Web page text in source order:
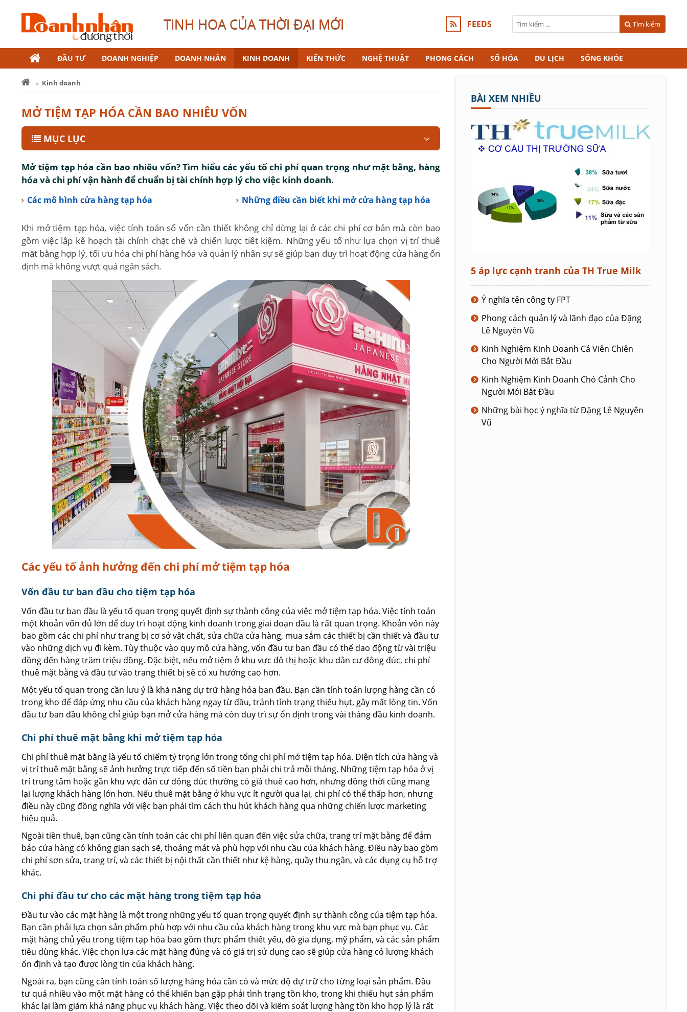
TINH HOA CỦA THỜI ĐẠI MỚI FEEDS Tìm kiếm
ĐẦU TƯ DOANH NGHIỆP DOANH NHÂN KINH DOANH KIẾN THỨC NGHỆ THUẬT PHONG CÁCH SỐ HÓA DU LỊCH SỐNG KHỎE
Kinh doanh
MỞ TIỆM TẠP HÓA CẦN BAO NHIÊU VỐN
MỤC LỤC
Mở tiệm tạp hóa cần bao nhiêu vốn? Tìm hiểu các yếu tố chi phí quan trọng như mặt bằng, hàng
hóa và chi phí vận hành để chuẩn bị tài chính hợp lý cho việc kinh doanh.
Các mô hình cửa hàng tạp hóa Những điều cần biết khi mở cửa hàng tạp hóa
Khi mở tiệm tạp hóa, việc tính toán số vốn cần thiết không chỉ dừng lại ở các chi phí cơ bản mà còn bao
gồm việc lập kế hoạch tài chính chặt chẽ và chiến lược tiết kiệm. Những yếu tố như lựa chọn vị trí thuê
mặt bằng hợp lý, tối ưu hóa chi phí hàng hóa và quản lý nhân sự sẽ giúp bạn duy trì hoạt động cửa hàng ổn
định mà không vượt quá ngân sách.
Các yếu tố ảnh hưởng đến chi phí mở tiệm tạp hóa
Vốn đầu tư ban đầu cho tiệm tạp hóa
Vốn đầu tư ban đầu là yếu tố quan trọng quyết định sự thành công của việc mở tiệm tạp hóa. Việc tính toán
một khoản vốn đủ lớn để duy trì hoạt động kinh doanh trong giai đoạn đầu là rất quan trọng. Khoản vốn này
bao gồm các chi phí như trang bị cơ sở vật chất, sửa chữa cửa hàng, mua sắm các thiết bị cần thiết và đầu tư
vào những dịch vụ đi kèm. Tùy thuộc vào quy mô cửa hàng, vốn đầu tư ban đầu có thể dao động từ vài triệu
đồng đến hàng trăm triệu đồng. Đặc biệt, nếu mở tiệm ở khu vực đô thị hoặc khu dân cư đông đúc, chi phí
thuê mặt bằng và đầu tư vào trang thiết bị sẽ có xu hướng cao hơn.
Một yếu tố quan trọng cần lưu ý là khả năng dự trữ hàng hóa ban đầu. Bạn cần tính toán lượng hàng cần có
trong kho để đáp ứng nhu cầu của khách hàng ngay từ đầu, tránh tình trạng thiếu hụt, gây mất lòng tin. Vốn
đầu tư ban đầu không chỉ giúp bạn mở cửa hàng mà còn duy trì sự ổn định trong vài tháng đầu kinh doanh.
Chi phí thuê mặt bằng khi mở tiệm tạp hóa
Chi phí thuê mặt bằng là yếu tố chiếm tỷ trọng lớn trong tổng chi phí mở tiệm tạp hóa. Diện tích cửa hàng và
vị trí thuê mặt bằng sẽ ảnh hưởng trực tiếp đến số tiền bạn phải chi trả mỗi tháng. Những tiệm tạp hóa ở vị
trí trung tâm hoặc gần khu vực dân cư đông đúc thường có giá thuê cao hơn, nhưng đồng thời cũng mang
lại lượng khách hàng lớn hơn. Nếu thuê mặt bằng ở khu vực ít người qua lại, chi phí có thể thấp hơn, nhưng
điều này cũng đồng nghĩa với việc bạn phải tìm cách thu hút khách hàng qua những chiến lược marketing
hiệu quả.
Ngoài tiền thuê, bạn cũng cần tính toán các chi phí liên quan đến việc sửa chữa, trang trí mặt bằng để đảm
bảo cửa hàng có không gian sạch sẽ, thoáng mát và phù hợp với nhu cầu của khách hàng. Điều này bao gồm
chi phí sơn sửa, trang trí, và các thiết bị nội thất cần thiết như kệ hàng, quầy thu ngân, và các dụng cụ hỗ trợ
khác.
Chi phí đầu tư cho các mặt hàng trong tiệm tạp hóa
Đầu tư vào các mặt hàng là một trong những yếu tố quan trọng quyết định sự thành công của tiệm tạp hóa.
Bạn cần phải lựa chọn sản phẩm phù hợp với nhu cầu của khách hàng trong khu vực mà bạn phục vụ. Các
mặt hàng chủ yếu trong tiệm tạp hóa bao gồm thực phẩm thiết yếu, đồ gia dụng, mỹ phẩm, và các sản phẩm
tiêu dùng khác. Việc chọn lựa các mặt hàng đúng và có giá trị sử dụng cao sẽ giúp cửa hàng có lượng khách
ổn định và tạo được lòng tin của khách hàng.
Ngoài ra, bạn cũng cần tính toán số lượng hàng hóa cần có và mức độ dự trữ cho từng loại sản phẩm. Đầu
tư quá nhiều vào một mặt hàng có thể khiến bạn gặp phải tình trạng tồn kho, trong khi thiếu hụt sản phẩm
khác lại làm giảm khả năng phục vụ khách hàng. Việc theo dõi và kiểm soát lượng hàng tồn kho hợp lý là rất
BÀI XEM NHIỀU
5 áp lực cạnh tranh của TH True Milk
Ý nghĩa tên công ty FPT
Phong cách quản lý và lãnh đạo của Đặng
Lê Nguyên Vũ
Kinh Nghiệm Kinh Doanh Cá Viên Chiên
Cho Người Mới Bắt Đầu
Kinh Nghiệm Kinh Doanh Chó Cảnh Cho
Người Mới Bắt Đầu
Những bài học ý nghĩa từ Đặng Lê Nguyên
Vũ